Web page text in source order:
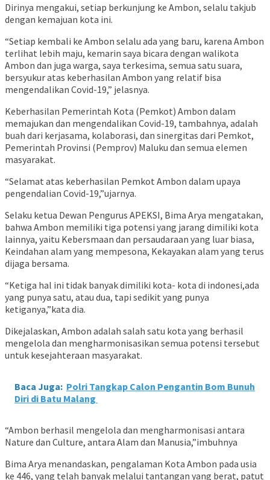
Dirinya mengakui, setiap berkunjung ke Ambon, selalu takjub
dengan kemajuan kota ini.
“Setiap kembali ke Ambon selalu ada yang baru, karena Ambon
terlihat lebih maju, kemarin saya bicara dengan walikota
Ambon dan juga warga, saya terkesima, semua satu suara,
bersyukur atas keberhasilan Ambon yang relatif bisa
mengendalikan Covid-19,” jelasnya.
Keberhasilan Pemerintah Kota (Pemkot) Ambon dalam
memajukan dan mengendalikan Covid-19, tambahnya, adalah
buah dari kerjasama, kolaborasi, dan sinergitas dari Pemkot,
Pemerintah Provinsi (Pemprov) Maluku dan semua elemen
masyarakat.
“Selamat atas keberhasilan Pemkot Ambon dalam upaya
pengendalian Covid-19,”ujarnya.
Selaku ketua Dewan Pengurus APEKSI, Bima Arya mengatakan,
bahwa Ambon memiliki tiga potensi yang jarang dimiliki kota
lainnya, yaitu Kebersmaan dan persaudaraan yang luar biasa,
Keindahan alam yang mempesona, Kekayakan alam yang terus
dijaga bersama.
“Ketiga hal ini tidak banyak dimiliki kota- kota di indonesi,ada
yang punya satu, atau dua, tapi sedikit yang punya
ketiganya,”kata dia.
Dikejalaskan, Ambon adalah salah satu kota yang berhasil
mengelola dan mengharmonisasikan semua potensi tersebut
untuk kesejahteraan masyarakat.
Baca Juga: Polri Tangkap Calon Pengantin Bom Bunuh
Diri di Batu Malang
“Ambon berhasil mengelola dan mengharmonisasi antara
Nature dan Culture, antara Alam dan Manusia,”imbuhnya
Bima Arya menandaskan, pengalaman Kota Ambon pada usia
ke 446, yang telah banyak melalui tantangan yang berat, patut